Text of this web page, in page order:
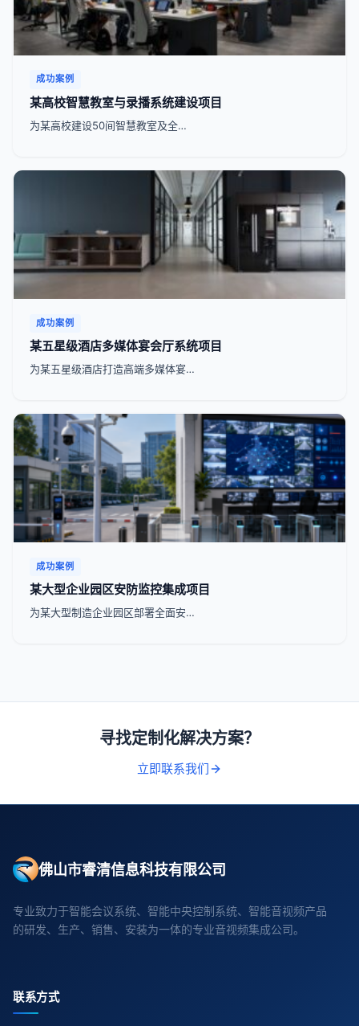
成功案例
某高校智慧教室与录播系统建设项目
为某高校建设50间智慧教室及全…
成功案例
某五星级酒店多媒体宴会厅系统项目
为某五星级酒店打造高端多媒体宴…
成功案例
某大型企业园区安防监控集成项目
为某大型制造企业园区部署全面安…
寻找定制化解决方案？
立即联系我们
佛山市睿清信息科技有限公司
专业致力于智能会议系统、智能中央控制系统、智能音视频产品
的研发、生产、销售、安装为一体的专业音视频集成公司。
联系方式